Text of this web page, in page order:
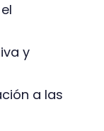
y
a las